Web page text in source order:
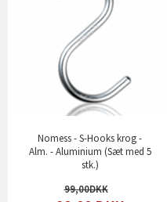
Nomess - S-Hooks krog -
Alm. - Aluminium (Sæt med 5
stk.)
99,00